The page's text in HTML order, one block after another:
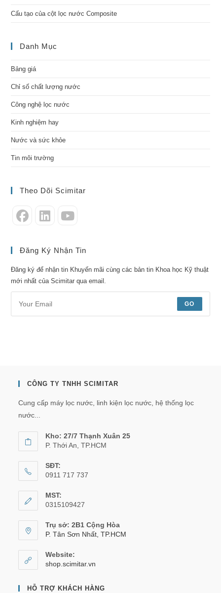
Cấu tạo của cột lọc nước Composite
Danh Mục
Bảng giá
Chỉ số chất lượng nước
Công nghệ lọc nước
Kinh nghiệm hay
Nước và sức khỏe
Tin môi trường
Theo Dõi Scimitar
Đăng Ký Nhận Tin
Đăng ký để nhận tin Khuyến mãi cùng các bản tin Khoa học Kỹ thuật
mới nhất của Scimitar qua email.
GO
CÔNG TY TNHH SCIMITAR
Cung cấp máy lọc nước, linh kiện lọc nước, hệ thống lọc
nước...
Kho: 27/7 Thạnh Xuân 25
P. Thới An, TP.HCM
SĐT:
0911 717 737
MST:
0315109427
Trụ sở: 2B1 Cộng Hòa
P. Tân Sơn Nhất, TP.HCM
Website:
shop.scimitar.vn
HỖ TRỢ KHÁCH HÀNG